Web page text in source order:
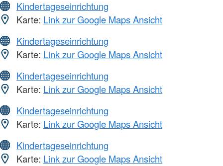
Kindertageseinrichtung
Karte: Link zur Google Maps Ansicht
Kindertageseinrichtung
Karte: Link zur Google Maps Ansicht
Kindertageseinrichtung
Karte: Link zur Google Maps Ansicht
Kindertageseinrichtung
Karte: Link zur Google Maps Ansicht
Kindertageseinrichtung
Karte: Link zur Google Maps Ansicht